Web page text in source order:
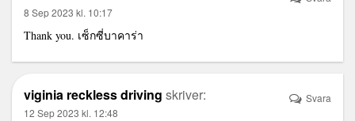
8 Sep 2023 kl. 10:17
Thank you. เซ็กซี่บาคาร่า
viginia reckless driving skriver:
12 Sep 2023 kl. 12:48
Svara